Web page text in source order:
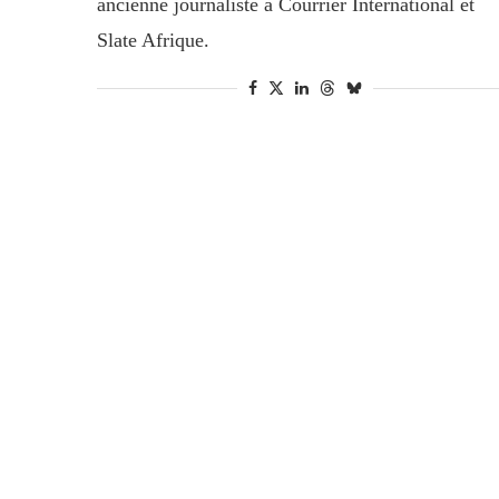
ancienne journaliste à Courrier International et
Slate Afrique.